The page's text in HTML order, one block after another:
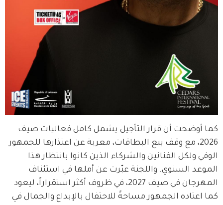
كما أوضحت أن قرار التأجيل يشمل كامل فعاليات صيف
2026، مع وقف بيع البطاقات، معربة عن اعتذارها للجمهور
الوفي ولكل الفنانين والشركاء الذين كانوا بانتظار هذا
الموعد السنوي. واللجنة عبّرت عن أملها في استئناف
المهرجان في صيف 2027، في ظروف أكثر استقراراً، ليعود
كما اعتاده الجمهور مساحةً للاحتفال بالإبداع والجمال في